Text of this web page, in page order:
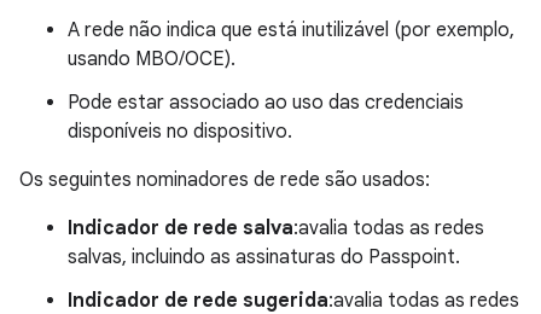
A rede não indica que está inutilizável (por exemplo,
usando MBO/OCE).
Pode estar associado ao uso das credenciais
disponíveis no dispositivo.
Os seguintes nominadores de rede são usados:
Indicador de rede salva:avalia todas as redes
salvas, incluindo as assinaturas do Passpoint.
Indicador de rede sugerida:avalia todas as redes